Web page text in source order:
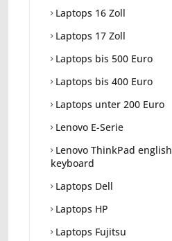
Laptops 16 Zoll
Laptops 17 Zoll
Laptops bis 500 Euro
Laptops bis 400 Euro
Laptops unter 200 Euro
Lenovo E-Serie
Lenovo ThinkPad english
keyboard
Laptops Dell
Laptops HP
Laptops Fujitsu